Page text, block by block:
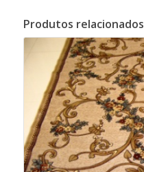
Produtos relacionados